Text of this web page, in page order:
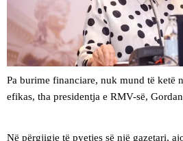
Pa burime financiare, nuk mund të ketë
efikas, tha presidentja e RMV-së,
Në përgjigje të pyetjes së një gazetari,